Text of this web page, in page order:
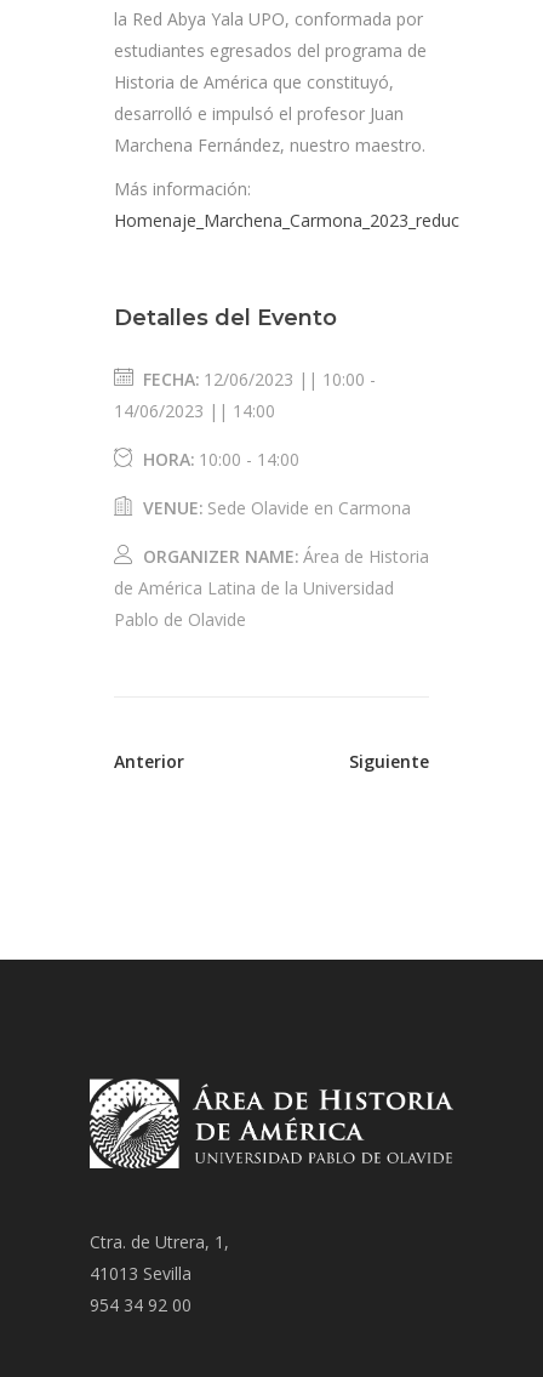
la Red Abya Yala UPO, conformada por
estudiantes egresados del programa de
Historia de América que constituyó,
desarrolló e impulsó el profesor Juan
Marchena Fernández, nuestro maestro.
Más información:
Homenaje_Marchena_Carmona_2023_reduc
Detalles del Evento
FECHA: 12/06/2023 || 10:00 -
14/06/2023 || 14:00
HORA: 10:00 - 14:00
VENUE: Sede Olavide en Carmona
ORGANIZER NAME: Área de Historia
de América Latina de la Universidad
Pablo de Olavide
Anterior Siguiente
Ctra. de Utrera, 1,
41013 Sevilla
954 34 92 00